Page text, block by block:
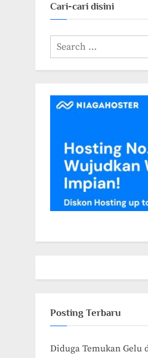
Cari-cari disini
Search
for:
Posting Terbaru
Diduga Temukan Gelu